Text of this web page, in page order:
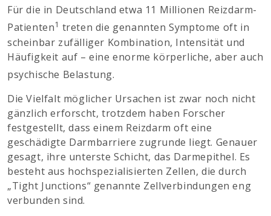
Für die in Deutschland etwa 11 Millionen Reizdarm-
Patienten1 treten die genannten Symptome oft in
scheinbar zufälliger Kombination, Intensität und
Häufigkeit auf – eine enorme körperliche, aber auch
psychische Belastung.
Die Vielfalt möglicher Ursachen ist zwar noch nicht
gänzlich erforscht, trotzdem haben Forscher
festgestellt, dass einem Reizdarm oft eine
geschädigte Darmbarriere zugrunde liegt. Genauer
gesagt, ihre unterste Schicht, das Darmepithel. Es
besteht aus hochspezialisierten Zellen, die durch
„Tight Junctions“ genannte Zellverbindungen eng
verbunden sind.